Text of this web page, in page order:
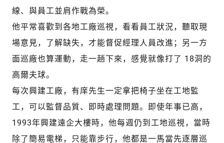
線、與員工並肩作戰為榮。
他平常喜歡到各地工廠巡視，看看員工狀況，聽取現
場意見，了解缺失，才能督促經理人員改進；另一方
面巡廠也算運動，走一趟下來，感覺就像打了 18洞的
高爾夫球。
每次興建工廠，有庠先生一定拿把椅子坐在工地監
工，可以監督品質、即時處理問題。即使年事已高，
1993年興建遠企大樓時，他每週仍到工地巡視，當時
除了簡易電梯，只能靠步行，他都是一馬當先逐層巡